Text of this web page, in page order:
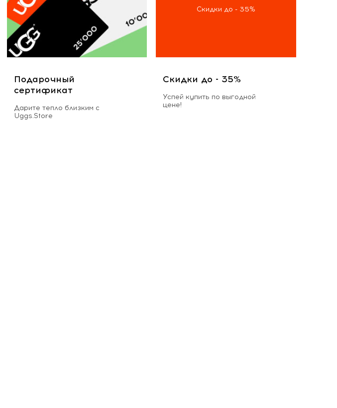
Подарочный
сертификат
Дарите тепло близким с
Uggs.Store
Скидки до - 35%
Скидки до - 35%
Успей купить по выгодной
цене!